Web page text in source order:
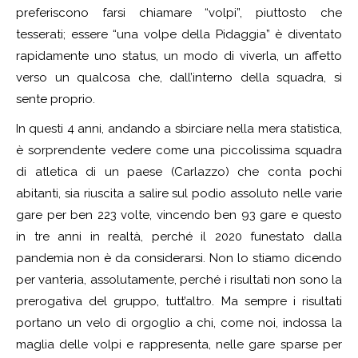
preferiscono farsi chiamare “volpi”, piuttosto che
tesserati; essere “una volpe della Pidaggia” è diventato
rapidamente uno status, un modo di viverla, un affetto
verso un qualcosa che, dall’interno della squadra, si
sente proprio.
In questi 4 anni, andando a sbirciare nella mera statistica,
è sorprendente vedere come una piccolissima squadra
di atletica di un paese (Carlazzo) che conta pochi
abitanti, sia riuscita a salire sul podio assoluto nelle varie
gare per ben 223 volte, vincendo ben 93 gare e questo
in tre anni in realtà, perché il 2020 funestato dalla
pandemia non è da considerarsi. Non lo stiamo dicendo
per vanteria, assolutamente, perché i risultati non sono la
prerogativa del gruppo, tutt’altro. Ma sempre i risultati
portano un velo di orgoglio a chi, come noi, indossa la
maglia delle volpi e rappresenta, nelle gare sparse per